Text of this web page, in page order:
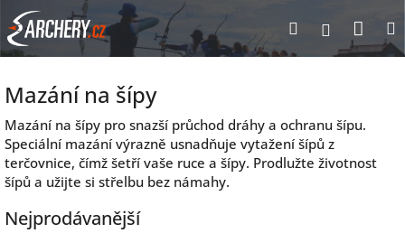
Přejít
na
obsah
Hledat
Mazání na šípy
Mazání na šípy pro snazší průchod dráhy a ochranu šípu.
Speciální mazání výrazně usnadňuje vytažení šípů z
terčovnice, čímž šetří vaše ruce a šípy. Prodlužte životnost
šípů a užijte si střelbu bez námahy.
Nejprodávanější